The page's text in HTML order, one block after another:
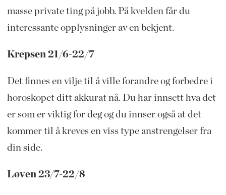
masse private ting på jobb. På kvelden får du
interessante opplysninger av en bekjent.
Krepsen 21/6-22/7
Det finnes en vilje til å ville forandre og forbedre i
horoskopet ditt akkurat nå. Du har innsett hva det
er som er viktig for deg og du innser også at det
kommer til å kreves en viss type anstrengelser fra
din side.
Løven 23/7-22/8